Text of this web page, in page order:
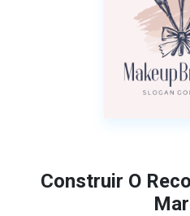
Construir O